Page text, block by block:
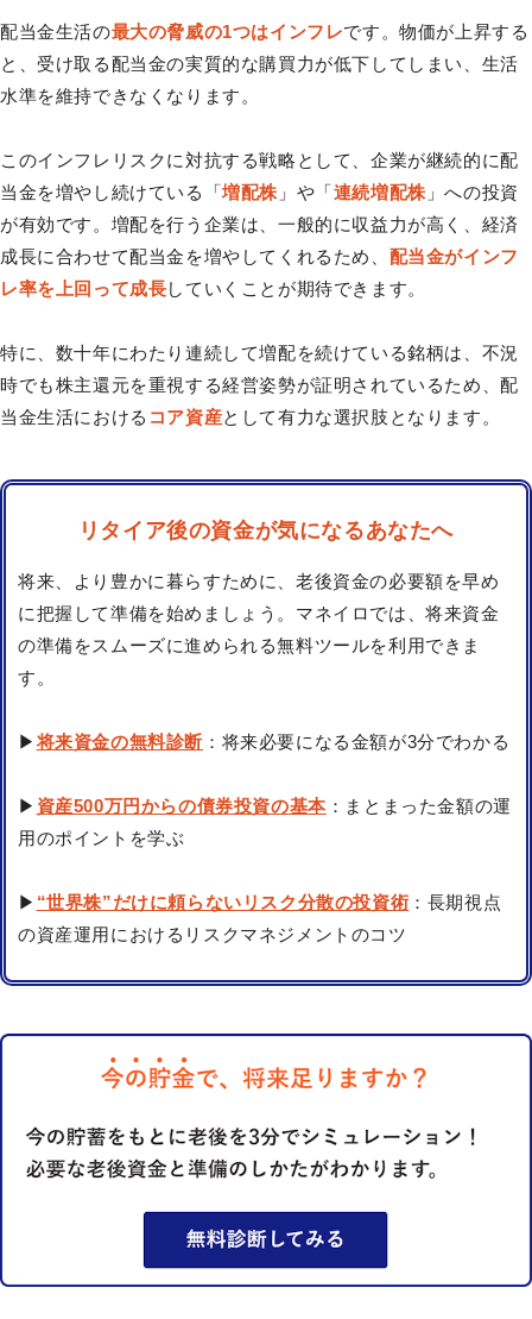
配当金生活の最大の脅威の1つはインフレです。物価が上昇する
と、受け取る配当金の実質的な購買力が低下してしまい、生活
水準を維持できなくなります。
このインフレリスクに対抗する戦略として、企業が継続的に配
当金を増やし続けている「増配株 」や「連続増配株 」への投資
が有効です。増配を行う企業は、一般的に収益力が高く、経済
成長に合わせて配当金を増やしてくれるため、 配当金がインフ
レ率を上回って成長していくことが期待できます。
特に、数十年にわたり連続して増配を続けている銘柄は、不況
時でも株主還元を重視する経営姿勢が証明されているため、配
当金生活における コア資産として有力な選択肢となります。
リタイア後の資金が気になるあなたへ
将来、より豊かに暮らすために、老後資金の必要額を早め
に把握して準備を始めましょう。マネイロでは、将来資金
の準備をスムーズに進められる無料ツールを利用できま
す。
▶将来資金の無料診断 ：将来必要になる金額が3分でわかる
▶ 資産500万円からの債券投資の基本：まとまった金額の運
用のポイントを学ぶ
▶ “世界株”だけに頼らないリスク分散の投資術 ：長期視点
の資産運用におけるリスクマネジメントのコツ